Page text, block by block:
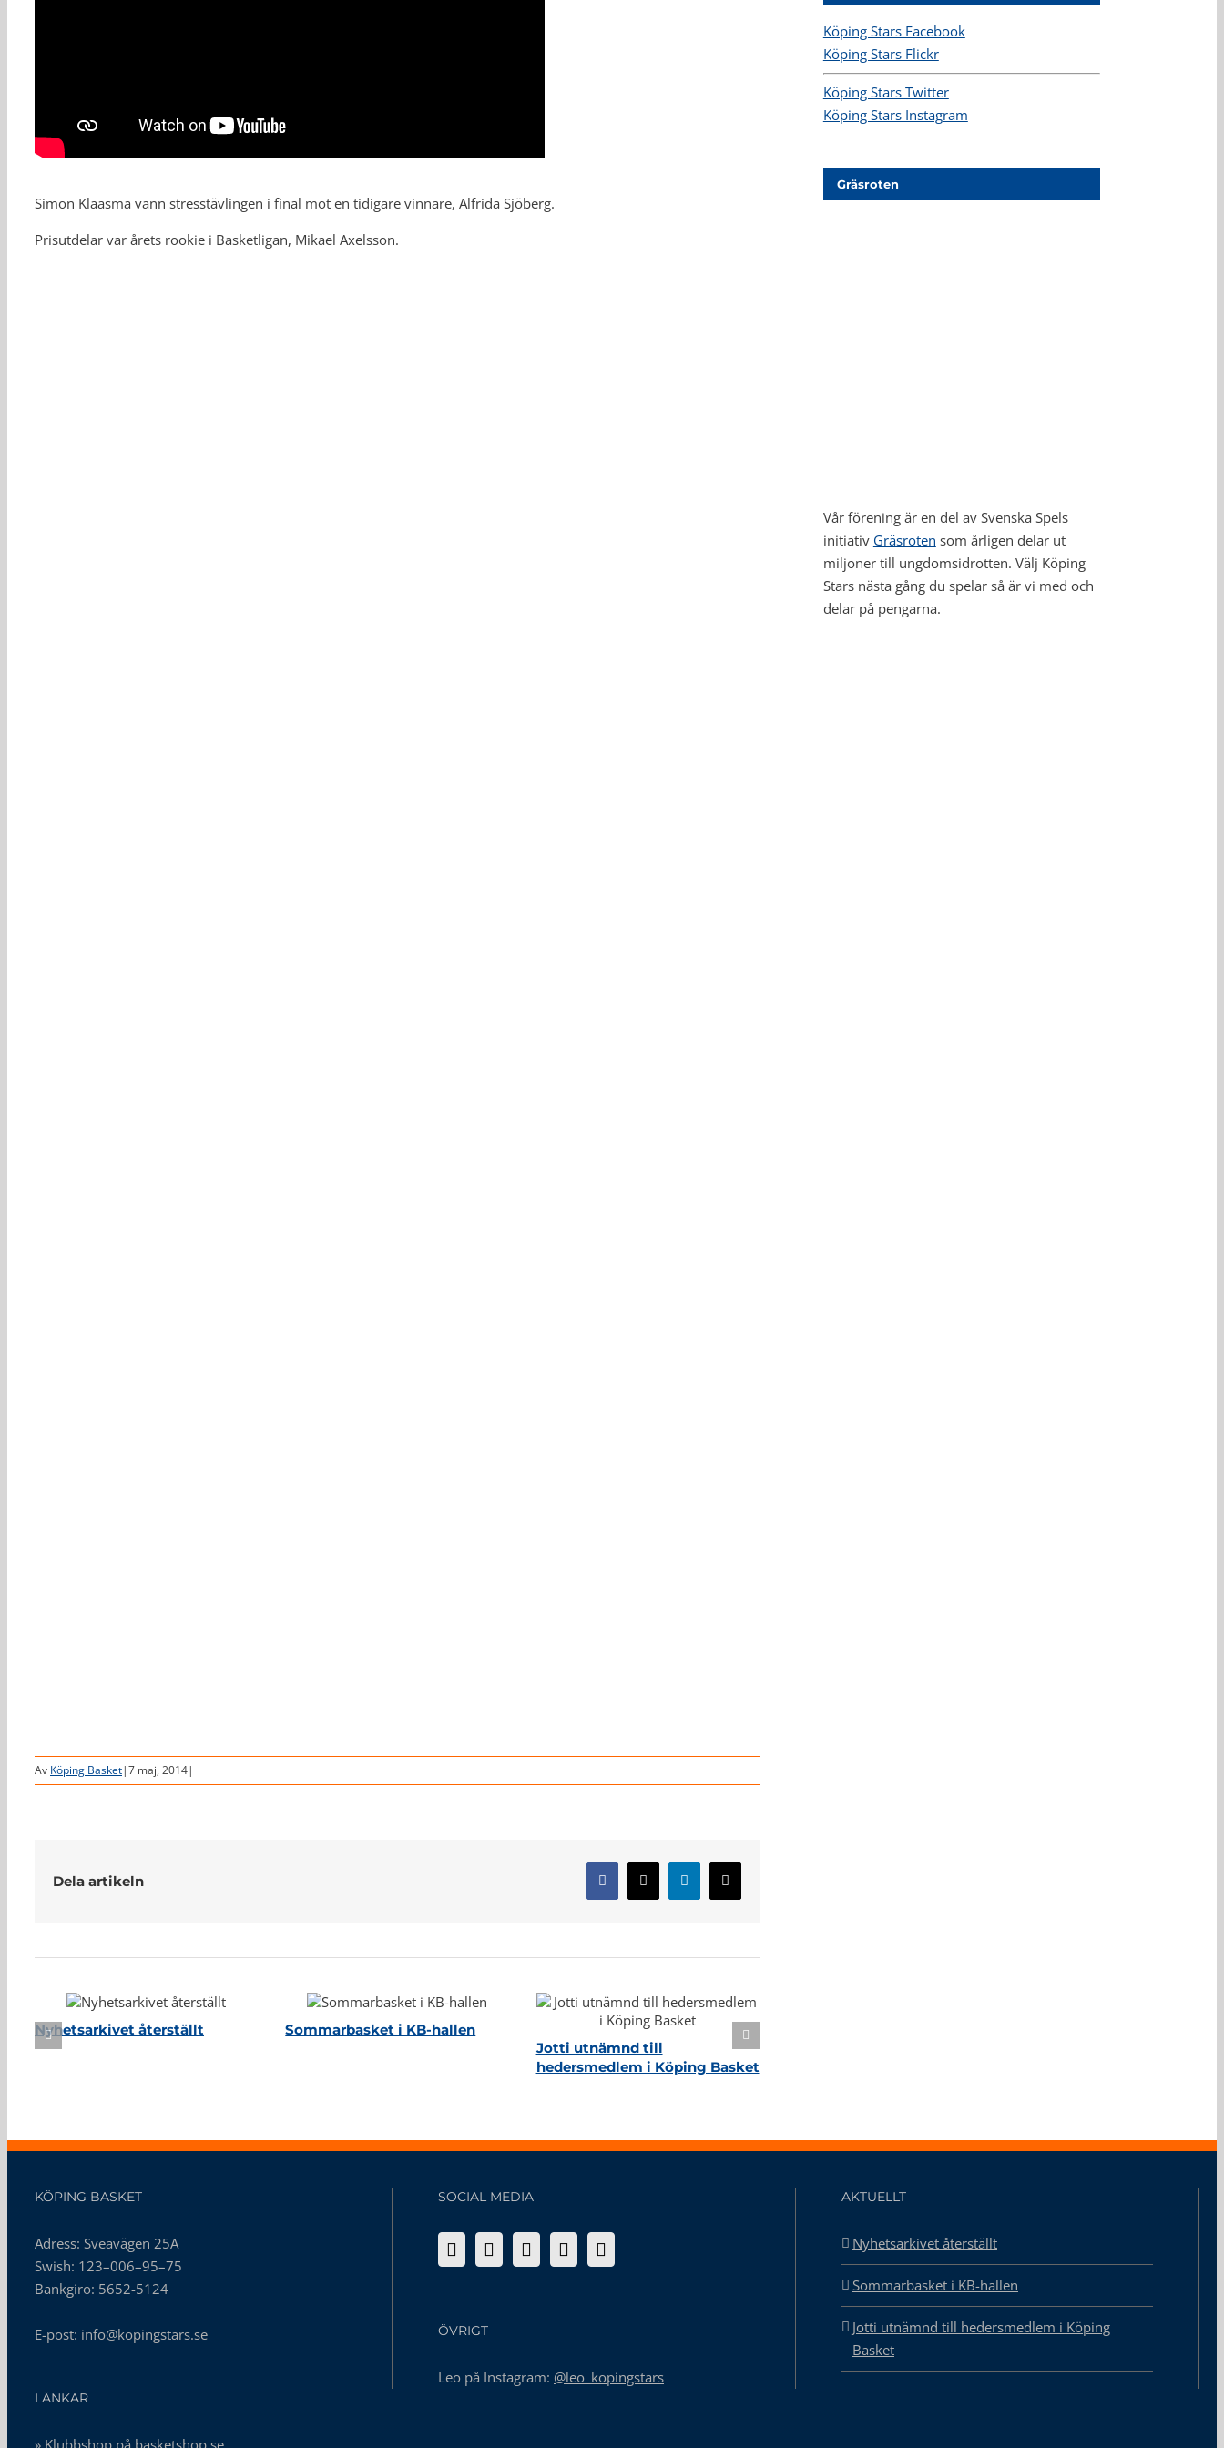
Simon Klaasma vann stresstävlingen i final mot en tidigare vinnare, Alfrida Sjöberg.
Prisutdelar var årets rookie i Basketligan, Mikael Axelsson.
Av Köping Basket|7 maj, 2014|
Dela artikeln Facebook
X LinkedIn
E-
post
Nyhetsarkivet återställt
Sommarbasket i KB-hallen
Jotti utnämnd till
hedersmedlem i Köping Basket
Köping Stars Facebook
Köping Stars Flickr
Köping Stars Twitter
Köping Stars Instagram
Gräsroten
Vår förening är en del av Svenska Spels
initiativ Gräsroten som årligen delar ut
miljoner till ungdomsidrotten. Välj Köping
Stars nästa gång du spelar så är vi med och
delar på pengarna.
KÖPING BASKET
Adress: Sveavägen 25A
Swish: 123–006–95–75
Bankgiro: 5652-5124
E-post: info@kopingstars.se
SOCIAL MEDIA
ÖVRIGT
Leo på Instagram: @leo_kopingstars
AKTUELLT
Nyhetsarkivet återställt
Sommarbasket i KB-hallen
Jotti utnämnd till hedersmedlem i Köping
Basket
LÄNKAR